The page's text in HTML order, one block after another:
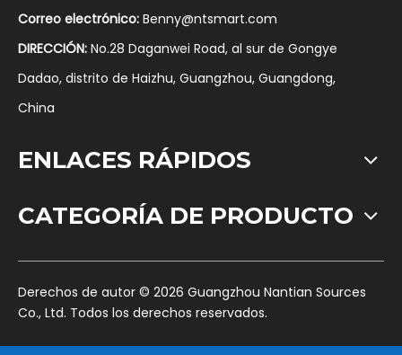
Correo electrónico: Benny@ntsmart.com
DIRECCIÓN: No.28 Daganwei Road, al sur de Gongye
Dadao, distrito de Haizhu, Guangzhou, Guangdong,
China
ENLACES RÁPIDOS
CATEGORÍA DE PRODUCTO
​Derechos de autor © 2026 Guangzhou Nantian Sources
Co., Ltd. Todos los derechos reservados.